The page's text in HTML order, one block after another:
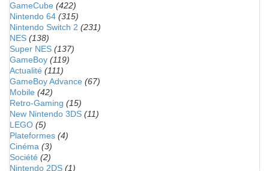
GameCube (422)
Nintendo 64 (315)
Nintendo Switch 2 (231)
NES (138)
Super NES (137)
GameBoy (119)
Actualité (111)
GameBoy Advance (67)
Mobile (42)
Retro-Gaming (15)
New Nintendo 3DS (11)
LEGO (5)
Plateformes (4)
Cinéma (3)
Société (2)
Nintendo 2DS (1)